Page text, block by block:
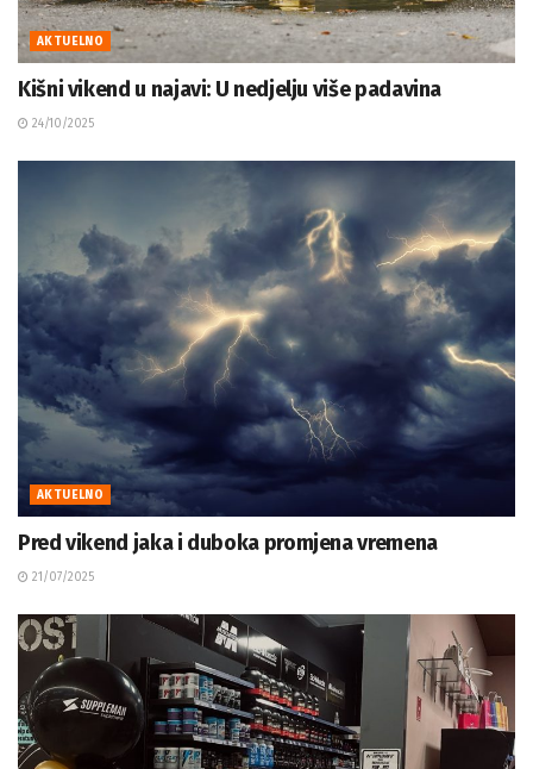
AKTUELNO
Kišni vikend u najavi: U nedjelju više padavina
24/10/2025
AKTUELNO
Pred vikend jaka i duboka promjena vremena
21/07/2025